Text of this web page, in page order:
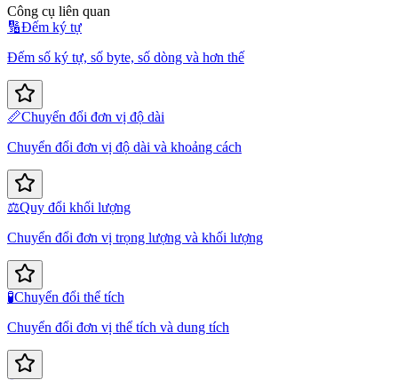
Công cụ liên quan
🔢Đếm ký tự
Đếm số ký tự, số byte, số dòng và hơn thế
📏Chuyển đổi đơn vị độ dài
Chuyển đổi đơn vị độ dài và khoảng cách
⚖️Quy đổi khối lượng
Chuyển đổi đơn vị trọng lượng và khối lượng
🧪Chuyển đổi thể tích
Chuyển đổi đơn vị thể tích và dung tích